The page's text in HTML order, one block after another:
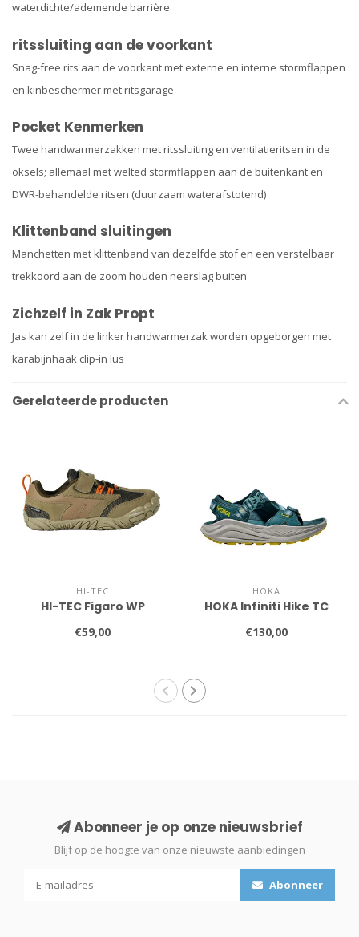
waterdichte/ademende barrière
ritssluiting aan de voorkant
Snag-free rits aan de voorkant met externe en interne stormflappen
en kinbeschermer met ritsgarage
Pocket Kenmerken
Twee handwarmerzakken met ritssluiting en ventilatieritsen in de
oksels; allemaal met welted stormflappen aan de buitenkant en
DWR-behandelde ritsen (duurzaam waterafstotend)
Klittenband sluitingen
Manchetten met klittenband van dezelfde stof en een verstelbaar
trekkoord aan de zoom houden neerslag buiten
Zichzelf in Zak Propt
Jas kan zelf in de linker handwarmerzak worden opgeborgen met
karabijnhaak clip-in lus
Gerelateerde producten
HI-TEC
HI-TEC Figaro WP
€59,00
HOKA
HOKA Infiniti Hike TC
€130,00
Abonneer je op onze nieuwsbrief
Blijf op de hoogte van onze nieuwste aanbiedingen
Abonneer